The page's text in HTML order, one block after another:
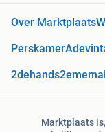
Over Marktplaats
Perskamer
2dehands
Marktplaats